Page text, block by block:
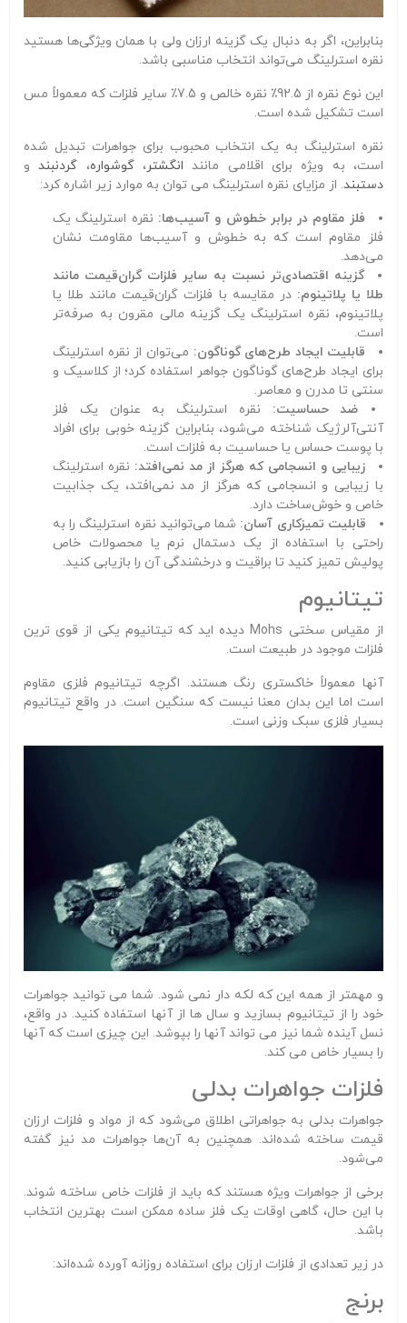
بنابراین، اگر به دنبال یک گزینه ارزان ولی با همان ویژگی‌ها هستید
نقره استرلینگ می‌تواند انتخاب مناسبی باشد.
این نوع نقره از 92.5٪ نقره خالص و 7.5٪ سایر فلزات که معمولاً مس
است تشکیل شده است.
نقره استرلینگ به یک انتخاب محبوب برای جواهرات تبدیل شده
است، به ویژه برای اقلامی مانند انگشتر،گوشواره، گردنبندو
دستبند. از مزایای نقره استرلینگ می توان به موارد زیر اشاره کرد:
فلز مقاوم در برابر خطوش و آسیب‌ها: نقره استرلینگ یک
فلز مقاوم است که به خطوش و آسیب‌ها مقاومت نشان
می‌دهد.
گزینه اقتصادی‌تر نسبت به سایر فلزات گران‌قیمت مانند
طلا یا پلاتینوم: در مقایسه با فلزات گران‌قیمت مانند طلا یا
پلاتینوم، نقره استرلینگ یک گزینه مالی مقرون به صرفه‌تر
است.
قابلیت ایجاد طرح‌های گوناگون: می‌توان از نقره استرلینگ
برای ایجاد طرح‌های گوناگون جواهر استفاده کرد؛ از کلاسیک و
سنتی تا مدرن و معاصر.
ضد حساسیت: نقره استرلینگ به عنوان یک فلز
آنتی‌آلرژیک شناخته می‌شود، بنابراین گزینه خوبی برای افراد
با پوست حساس یا حساسیت به فلزات است.
زیبایی و انسجامی که هرگز از مد نمی‌افتد: نقره استرلینگ
با زیبایی و انسجامی که هرگز از مد نمی‌افتد، یک جذابیت
خاص و خوش‌ساخت دارد.
قابلیت تمیزکاری آسان: شما می‌توانید نقره استرلینگ را به
راحتی با استفاده از یک دستمال نرم یا محصولات خاص
پولیش تمیز کنید تا براقیت و درخشندگی آن را بازیابی کنید.
تیتانیوم
از مقیاس سختی Mohs دیده اید که تیتانیوم یکی از قوی ترین
فلزات موجود در طبیعت است.
آنها معمولاً خاکستری رنگ هستند. اگرچه تیتانیوم فلزی مقاوم
است اما این بدان معنا نیست که سنگین است. در واقع تیتانیوم
بسیار فلزی سبک وزنی است.
و مهمتر از همه این که لکه دار نمی شود. شما می توانید جواهرات
خود را از تیتانیوم بسازید و سال ها از آنها استفاده کنید. در واقع،
نسل آینده شما نیز می تواند آنها را بپوشد. این چیزی است که آنها
را بسیار خاص می کند.
فلزات جواهرات بدلی
جواهرات بدلی به جواهراتی اطلاق می‌شود که از مواد و فلزات ارزان
قیمت ساخته شده‌اند. همچنین به آن‌ها جواهرات مد نیز گفته
می‌شود.
برخی از جواهرات ویژه هستند که باید از فلزات خاص ساخته شوند.
با این حال، گاهی اوقات یک فلز ساده ممکن است بهترین انتخاب
باشد.
در زیر تعدادی از فلزات ارزان برای استفاده روزانه آورده شده‌اند:
برنج